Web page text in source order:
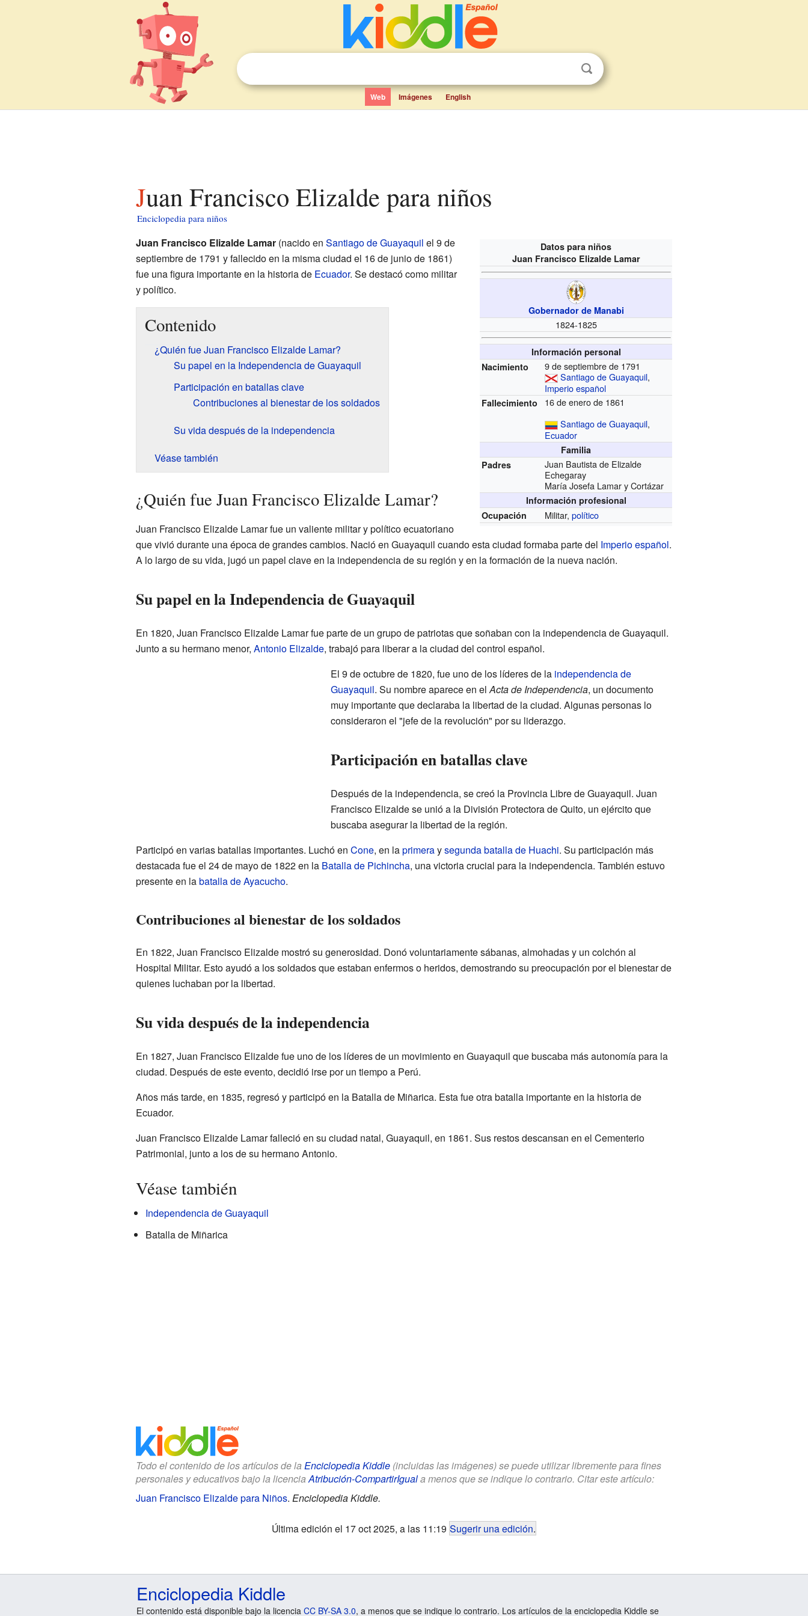
Web Imágenes English
Juan Francisco Elizalde para niños
Enciclopedia para niños
Datos para niños
Juan Francisco Elizalde Lamar
Gobernador de Manabi
1824-1825
Información personal
Nacimiento
9 de septiembre de 1791
Santiago de Guayaquil,
Imperio español
Fallecimiento
16 de enero de 1861
Santiago de Guayaquil,
Ecuador
Familia
Padres
Juan Bautista de Elizalde
Echegaray
María Josefa Lamar y Cortázar
Información profesional
Ocupación
Militar,político
Juan Francisco Elizalde Lamar(nacido en Santiago de Guayaquil el 9 de
septiembre de 1791 y fallecido en la misma ciudad el 16 de junio de 1861)
fue una figura importante en la historia de Ecuador. Se destacó como militar
y político.
Contenido
¿Quién fue Juan Francisco Elizalde Lamar?
Su papel en la Independencia de Guayaquil
Participación en batallas clave
Contribuciones al bienestar de los soldados
Su vida después de la independencia
Véase también
¿Quién fue Juan Francisco Elizalde Lamar?
Juan Francisco Elizalde Lamar fue un valiente militar y político ecuatoriano
que vivió durante una época de grandes cambios. Nació en Guayaquil cuando esta ciudad formaba parte del Imperio español.
A lo largo de su vida, jugó un papel clave en la independencia de su región y en la formación de la nueva nación.
Su papel en la Independencia de Guayaquil
En 1820, Juan Francisco Elizalde Lamar fue parte de un grupo de patriotas que soñaban con la independencia de Guayaquil.
Junto a su hermano menor, Antonio Elizalde, trabajó para liberar a la ciudad del control español.
El 9 de octubre de 1820, fue uno de los líderes de la independencia de
Guayaquil. Su nombre aparece en elActa de Independencia, un documento
muy importante que declaraba la libertad de la ciudad. Algunas personas lo
consideraron el "jefe de la revolución" por su liderazgo.
Participación en batallas clave
Después de la independencia, se creó la Provincia Libre de Guayaquil. Juan
Francisco Elizalde se unió a la División Protectora de Quito, un ejército que
buscaba asegurar la libertad de la región.
Participó en varias batallas importantes. Luchó en Cone, en laprimeraysegunda batalla de Huachi. Su participación más
destacada fue el 24 de mayo de 1822 en la Batalla de Pichincha, una victoria crucial para la independencia. También estuvo
presente en labatalla de Ayacucho.
Contribuciones al bienestar de los soldados
En 1822, Juan Francisco Elizalde mostró su generosidad. Donó voluntariamente sábanas, almohadas y un colchón al
Hospital Militar. Esto ayudó a los soldados que estaban enfermos o heridos, demostrando su preocupación por el bienestar de
quienes luchaban por la libertad.
Su vida después de la independencia
En 1827, Juan Francisco Elizalde fue uno de los líderes de un movimiento en Guayaquil que buscaba más autonomía para la
ciudad. Después de este evento, decidió irse por un tiempo a Perú.
Años más tarde, en 1835, regresó y participó en la Batalla de Miñarica. Esta fue otra batalla importante en la historia de
Ecuador.
Juan Francisco Elizalde Lamar falleció en su ciudad natal, Guayaquil, en 1861. Sus restos descansan en el Cementerio
Patrimonial, junto a los de su hermano Antonio.
Véase también
Independencia de Guayaquil
Batalla de Miñarica
Todo el contenido de los artículos de la Enciclopedia Kiddle(incluidas las imágenes) se puede utilizar libremente para fines
personales y educativos bajo la licenciaAtribución-CompartirIguala menos que se indique lo contrario. Citar este artículo:
Juan Francisco Elizalde para Niños. Enciclopedia Kiddle.
Última edición el 17 oct 2025, a las 11:19 Sugerir una edición.
Enciclopedia Kiddle
El contenido está disponible bajo la licencia CC BY-SA 3.0, a menos que se indique lo contrario. Los artículos de la enciclopedia Kiddle se